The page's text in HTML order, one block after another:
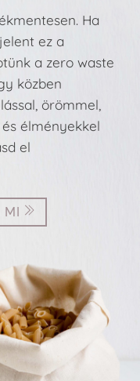
Ha
ez a
a zero waste
közben
örömmel,
élményekkel
el
MI